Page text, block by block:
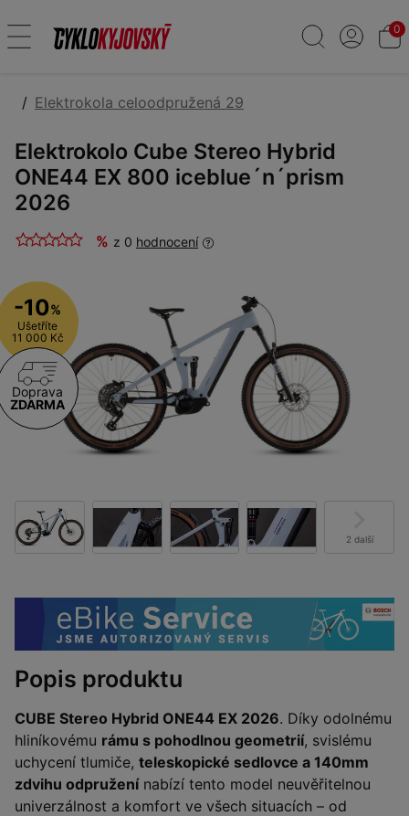
0
Elektrokola celoodpružená 29
Elektrokolo Cube Stereo Hybrid
ONE44 EX 800 iceblue´n´prism
2026
% z 0 hodnocení
-10%
Ušetříte
11 000 Kč
Doprava
ZDARMA
2 další
Popis produktu
CUBE Stereo Hybrid ONE44 EX 2026. Díky odolnému
hliníkovému rámu s pohodlnou geometrií, svislému
uchycení tlumiče, teleskopické sedlovce a 140mm
zdvihu odpruženínabízí tento model neuvěřitelnou
univerzálnost a komfort ve všech situacích – od